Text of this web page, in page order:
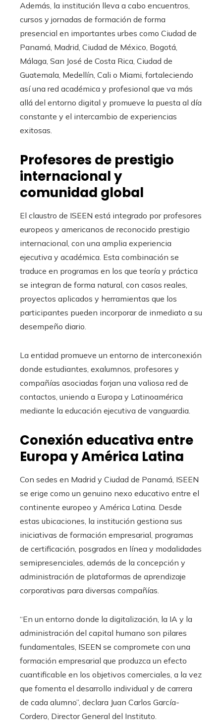
Además, la institución lleva a cabo encuentros,
cursos y jornadas de formación de forma
presencial en importantes urbes como Ciudad de
Panamá, Madrid, Ciudad de México, Bogotá,
Málaga, San José de Costa Rica, Ciudad de
Guatemala, Medellín, Cali o Miami, fortaleciendo
así una red académica y profesional que va más
allá del entorno digital y promueve la puesta al día
constante y el intercambio de experiencias
exitosas.
Profesores de prestigio
internacional y
comunidad global
El claustro de ISEEN está integrado por profesores
europeos y americanos de reconocido prestigio
internacional, con una amplia experiencia
ejecutiva y académica. Esta combinación se
traduce en programas en los que teoría y práctica
se integran de forma natural, con casos reales,
proyectos aplicados y herramientas que los
participantes pueden incorporar de inmediato a su
desempeño diario.
La entidad promueve un entorno de interconexión
donde estudiantes, exalumnos, profesores y
compañías asociadas forjan una valiosa red de
contactos, uniendo a Europa y Latinoamérica
mediante la educación ejecutiva de vanguardia.
Conexión educativa entre
Europa y América Latina
Con sedes en Madrid y Ciudad de Panamá, ISEEN
se erige como un genuino nexo educativo entre el
continente europeo y América Latina. Desde
estas ubicaciones, la institución gestiona sus
iniciativas de formación empresarial, programas
de certificación, posgrados en línea y modalidades
semipresenciales, además de la concepción y
administración de plataformas de aprendizaje
corporativas para diversas compañías.
“En un entorno donde la digitalización, la IA y la
administración del capital humano son pilares
fundamentales, ISEEN se compromete con una
formación empresarial que produzca un efecto
cuantificable en los objetivos comerciales, a la vez
que fomenta el desarrollo individual y de carrera
de cada alumno”, declara Juan Carlos García-
Cordero, Director General del Instituto.